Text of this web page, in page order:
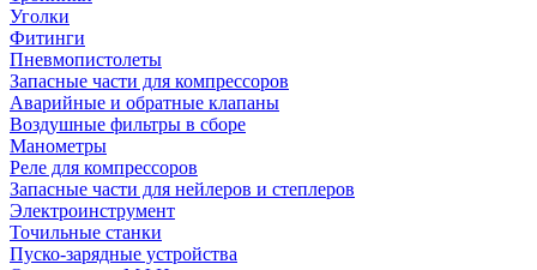
Уголки
Фитинги
Пневмопистолеты
Запасные части для компрессоров
Аварийные и обратные клапаны
Воздушные фильтры в сборе
Манометры
Реле для компрессоров
Запасные части для нейлеров и степлеров
Электроинструмент
Точильные станки
Пуско-зарядные устройства